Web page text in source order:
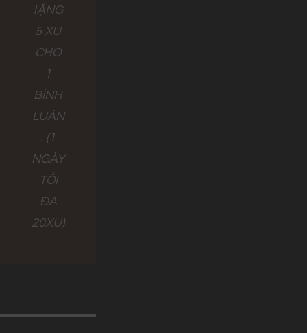
tẶNG
5 XU
CHO
1
BÌNH
LUẬN
. (1
NGÀY
TỐI
ĐA
20XU)